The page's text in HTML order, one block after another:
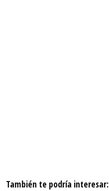
También te podría interesar: